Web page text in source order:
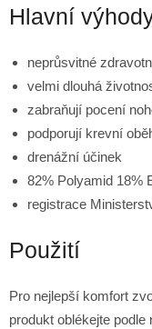
Hlavní
neprůsvitné
velmi dlouhá
zabraňují pocení
podporují krevní
drenážní účinek
82% Polyamid 18%
registrace
Použití
Pro nejlepší komfort
produkt oblékejte